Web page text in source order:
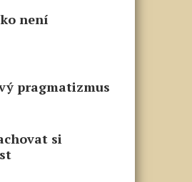
není
pragmatizmus
si